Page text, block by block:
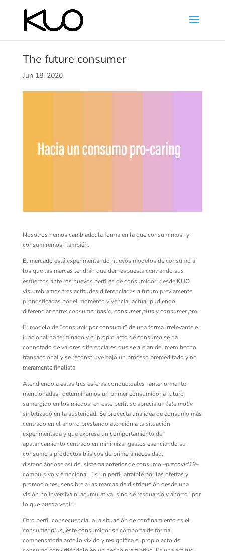
The future consumer
Jun 18, 2020
Nosotros hemos cambiado; la forma en la que consumimos -y
consumiremos- también.
El mercado está experimentando nuevos modelos de consumo a
los que las marcas tendrán que dar respuesta centrando sus
esfuerzos ante los nuevos perfiles de consumidor; desde KUO
vislumbramos tres actitudes diferenciadas a futuro previamente
pronosticadas por el momento vivencial actual pudiendo
diferenciar entre: consumer basic, consumer plus y consumer pro.
El modelo de “consumir por consumir” de una forma irrelevante e
irracional ha terminado y el propio acto de consumo se ha
connotado de valores diferenciales que se alejan del mero hecho
transaccional y se reconstruye bajo un proceso premeditado y no
meramente finalista.
Atendiendo a estas tres esferas conductuales -anteriormente
mencionadas- determinamos un primer consumidor a futuro
sumergido en los miedos; en este perfil se aprecia un late motiv
sintetizado en la austeridad. Se proyecta una idea de consumo más
centrado en el ahorro prestando atención a la situación
experimentada y que expresa un comportamiento de
apalancamiento centrado en minimizar gastos esenciando su
consumo a productos básicos de primera necesidad,
distanciándose así del sistema anterior de consumo –precovid19–
compulsivo y emocional. Es un perfil atraíble por las ofertas y
promociones, sensible a las marcas de distribución desde una
visión no inversiva ni acumulativa, sino de resguardo y ahorro “por
lo que pueda venir”.
Otro perfil consecuencial a la situación de confinamiento es el
consumer plus, este consumidor se comporta de forma
compensatoria ante lo vivido y resignifica el propio acto de